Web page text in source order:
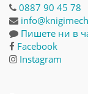
0887 90 45 78
Пишете ни в
Facebook
Instagram